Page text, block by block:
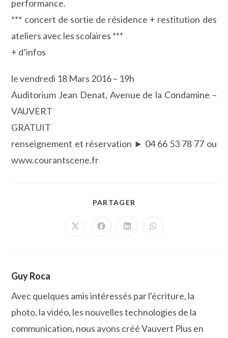
performance.
*** concert de sortie de résidence + restitution des
ateliers avec les scolaires ***
+ d’infos
le vendredi 18 Mars 2016 – 19h
Auditorium Jean Denat, Avenue de la Condamine –
VAUVERT
GRATUIT
renseignement et réservation ► 04 66 53 78 77 ou
www.courantscene.fr
PARTAGER
Ouvrir
Ouvrir
Ouvrir
Ouvrir
Guy Roca
Avec quelques amis intéressés par l'écriture, la
photo, la vidéo, les nouvelles technologies de la
communication, nous avons créé Vauvert Plus en